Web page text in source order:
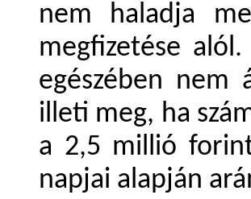
nem haladja
megfizetése
egészében nem
illeti meg, ha
a 2,5 millió
napjai alapján